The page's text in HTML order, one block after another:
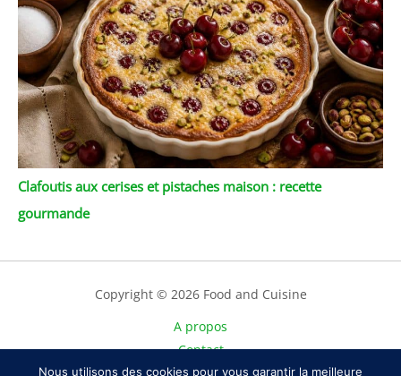
Clafoutis aux cerises et pistaches maison : recette
gourmande
Copyright © 2026 Food and Cuisine
A propos
Contact
Nous utilisons des cookies pour vous garantir la meilleure